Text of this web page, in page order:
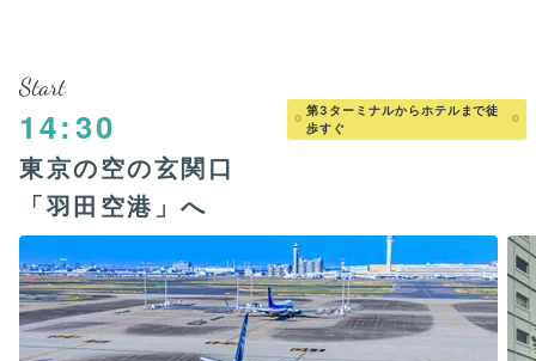
Start
14:30
第3ターミナルからホテルまで徒
歩すぐ
東京の空の玄関口
「羽田空港」へ